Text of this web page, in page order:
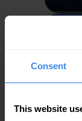
Consent
This website